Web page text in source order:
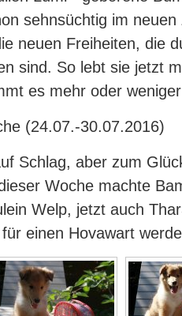
sehnsüchtig im
neuen Freiheiten, die
sind. So lebt sie jetzt
es mehr oder
(24.07.-30.07.2016)
Schlag, aber zum
Woche machte
Welp, jetzt auch
einen Hovawart